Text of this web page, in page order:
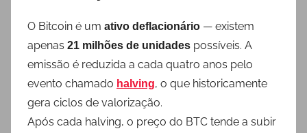
O Bitcoin é um ativo deflacionário — existem
apenas 21 milhões de unidades possíveis. A
emissão é reduzida a cada quatro anos pelo
evento chamado halving, o que historicamente
gera ciclos de valorização.
Após cada halving, o preço do BTC tende a subir